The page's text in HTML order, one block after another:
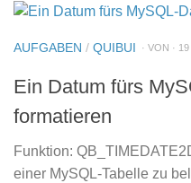
AUFGABEN / QUIBUI · VON ·
Ein Datum fürs
formatieren
Funktion:
einer MySQL-Tabelle zu